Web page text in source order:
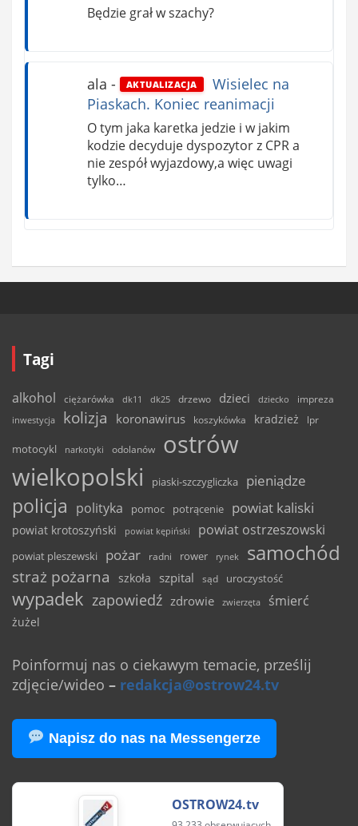
Będzie grał w szachy?
ala - AKTUALIZACJA
Wisielec na
Piaskach. Koniec reanimacji
O tym jaka karetka jedzie i w jakim
kodzie decyduje dyspozytor z CPR a
nie zespół wyjazdowy,a więc uwagi
tylko…
Tagi
alkohol ciężarówka dk11 dk25 drzewo dzieci dziecko
impreza
inwestycja
kolizja koronawirus koszykówka kradzież lpr
motocykl narkotyki odolanów
ostrów
wielkopolski
piaski-szczygliczka pieniądze
policja polityka pomoc potrącenie powiat kaliski
powiat krotoszyński powiat kępiński powiat ostrzeszowski
powiat pleszewski pożar radni rower rynek samochód
straż pożarna szkoła szpital sąd uroczystość
wypadek zapowiedź zdrowie zwierzęta śmierć
żużel
Poinformuj nas o ciekawym temacie, prześlij
zdjęcie/wideo – redakcja@ostrow24.tv
Napisz do nas na Messengerze
OSTROW24.tv